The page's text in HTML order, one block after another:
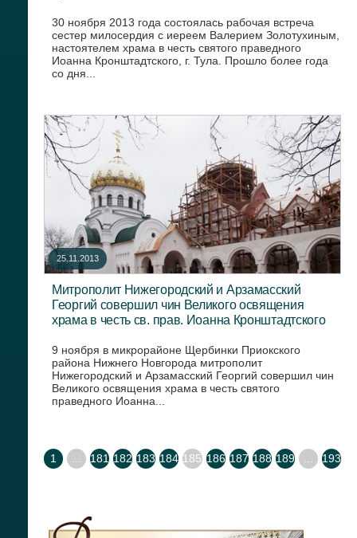
30 ноября 2013 года состоялась рабочая встреча
сестер милосердия с иереем Валерием Золотухиным,
настоятелем храма в честь святого праведного
Иоанна Кронштадтского, г. Тула. Прошло более года
со дня...
25.11.2013
Митрополит Нижегородский и Арзамасский
Георгий совершил чин Великого освящения
храма в честь св. прав. Иоанна Кронштадтского
9 ноября в микрорайоне Щербинки Приокского
района Нижнего Новгорода митрополит
Нижегородский и Арзамасский Георгий совершил чин
Великого освящения храма в честь святого
праведного Иоанна...
1 181 182 183 184 185 186 187 188 189 193